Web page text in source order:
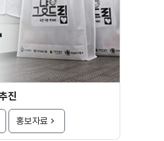
진
홍보자료